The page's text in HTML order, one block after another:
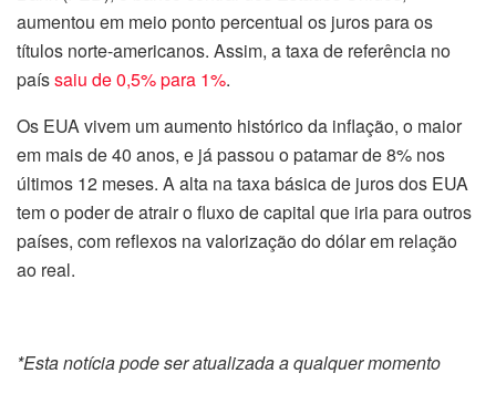
aumentou em meio ponto percentual os juros para os
títulos norte-americanos. Assim, a taxa de referência no
paíssaiu de 0,5% para 1%.
Os EUA vivem um aumento histórico da inflação, o maior
em mais de 40 anos, e já passou o patamar de 8% nos
últimos 12 meses. A alta na taxa básica de juros dos EUA
tem o poder de atrair o fluxo de capital que iria para outros
países, com reflexos na valorização do dólar em relação
ao real.
*Esta notícia pode ser atualizada a qualquer momento